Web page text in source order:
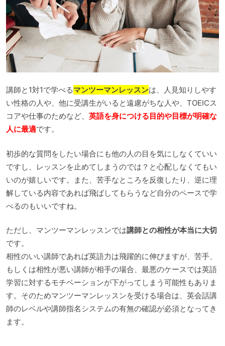
講師と1対1で学べるマンツーマンレッスンは、人見知りしやす
い性格の人や、他に受講生がいると遠慮がちな人や、TOEICス
コアや仕事のためなど、 英語を身につける目的や目標が明確な
人に最適です。
初歩的な質問をしたい場合にも他の人の目を気にしなくていい
ですし、レッスンを止めてしまうのでは？と心配しなくてもい
いのが嬉しいです。また、苦手なところを反復したり、逆に理
解している内容であれば飛ばしてもらうなど自分のペースで学
べるのもいいですね。
ただし、マンツーマンレッスンでは講師との相性が本当に大切
です。
相性のいい講師であれば英語力は飛躍的に伸びますが、苦手、
もしくは相性が悪い講師が相手の場合、最悪のケースでは英語
学習に対するモチベーションが下がってしまう可能性もありま
す。そのためマンツーマンレッスンを受ける場合は、英会話講
師のレベルや講師指名システムの有無の確認が必須となってき
ます。